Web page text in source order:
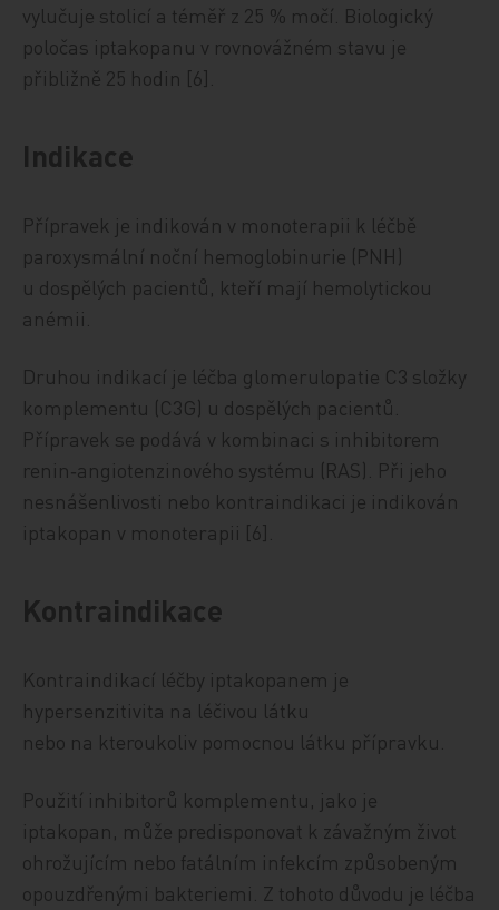
vylučuje stolicí a téměř z 25 % močí. Biologický
poločas iptakopanu v rovnovážném stavu je
přibližně 25 hodin [6].
Indikace
Přípravek je indikován v monoterapii k léčbě
paroxysmální noční hemoglobinurie (PNH)
u dospělých pacientů, kteří mají hemolytickou
anémii.
Druhou indikací je léčba glomerulopatie C3 složky
komplementu (C3G) u dospělých pacientů.
Přípravek se podává v kombinaci s inhibitorem
renin‑angiotenzinového systému (RAS). Při jeho
nesnášenlivosti nebo kontraindikaci je indikován
iptakopan v monoterapii [6].
Kontraindikace
Kontraindikací léčby iptakopanem je
hypersenzitivita na léčivou látku
nebo na kteroukoliv pomocnou látku přípravku.
Použití inhibitorů komplementu, jako je
iptakopan, může predisponovat k závažným život
ohrožujícím nebo fatálním infekcím způsobeným
opouzdřenými bakteriemi. Z tohoto důvodu je léčba